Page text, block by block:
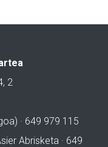
2
· 649 979 115
Abrisketa · 649